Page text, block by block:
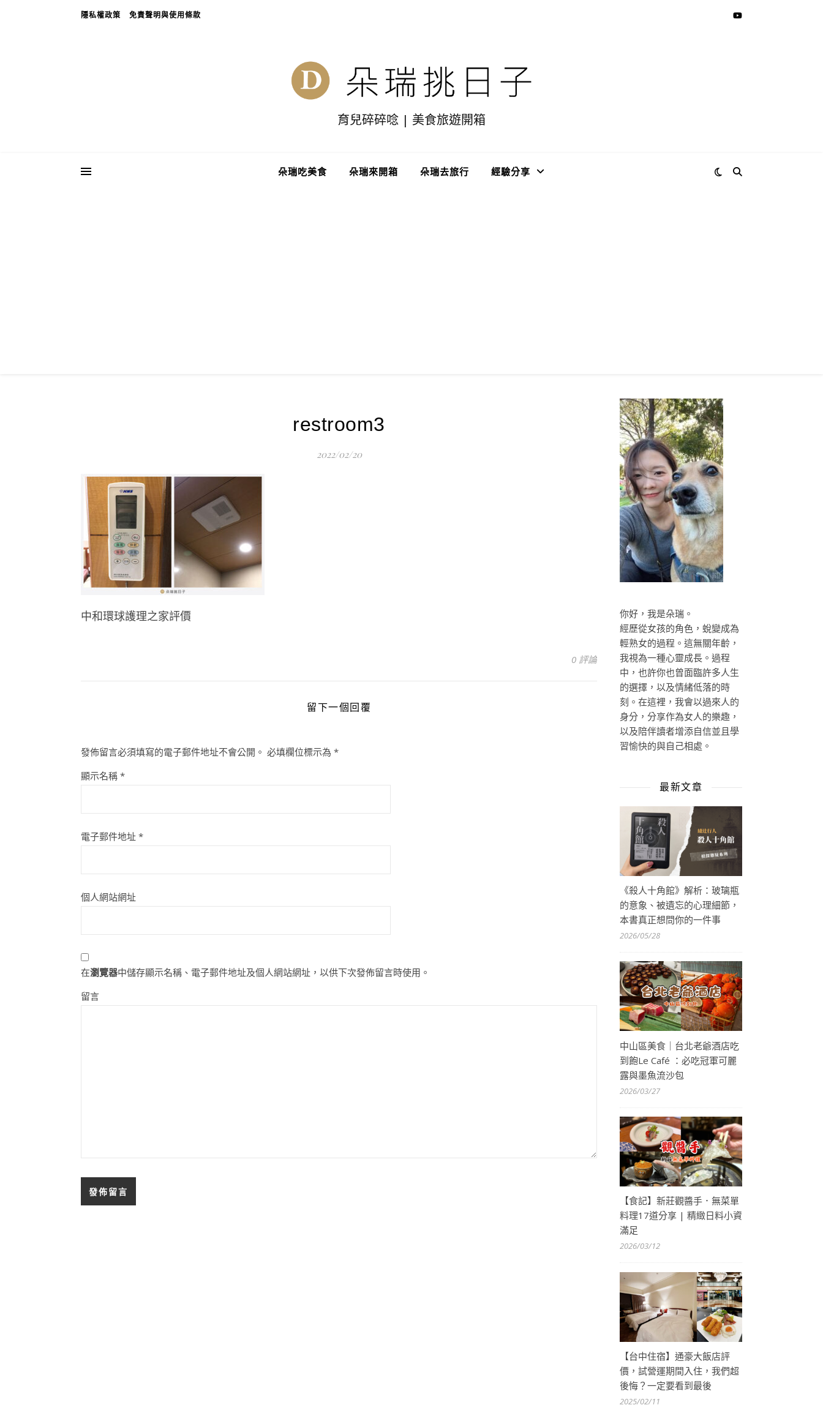
隱私權政策 免責聲明與使用條款
育兒碎碎唸 | 美食旅遊開箱
朵瑞吃美食 朵瑞來開箱 朵瑞去旅行 經驗分享
restroom3
2022/02/20
中和環球護理之家評價
0 評論
留下一個回覆
發佈留言必須填寫的電子郵件地址不會公開。 必填欄位標示為 *
顯示名稱 *
電子郵件地址 *
個人網站網址
在瀏覽器中儲存顯示名稱、電子郵件地址及個人網站網址，以供下次發佈留言時使用。
留言
你好，我是朵瑞。
經歷從女孩的角色，蛻變成為
輕熟女的過程。這無關年齡，
我視為一種心靈成長。過程
中，也許你也曾面臨許多人生
的選擇，以及情緒低落的時
刻。在這裡，我會以過來人的
身分，分享作為女人的樂趣，
以及陪伴讀者增添自信並且學
習愉快的與自己相處。
最新文章
《殺人十角館》解析：玻璃瓶
的意象、被遺忘的心理細節，
本書真正想問你的一件事
2026/05/28
中山區美食｜台北老爺酒店吃
到飽Le Café ：必吃冠軍可麗
露與墨魚流沙包
2026/03/27
【食記】新莊觀醬手．無菜單
料理17道分享 | 精緻日料小資
滿足
2026/03/12
【台中住宿】通豪大飯店評
價，試營運期間入住，我們超
後悔？一定要看到最後
2025/02/11